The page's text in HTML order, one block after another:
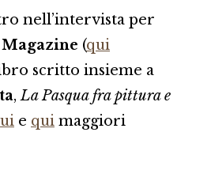
nell’intervista per
(qui
scritto insieme a
,La Pasqua fra pittura e
e qui maggiori